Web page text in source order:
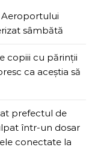
Aeroportului
sâmbătă
copiii cu părinții
ca aceștia să
prefectul de
într-un dosar
conectate la